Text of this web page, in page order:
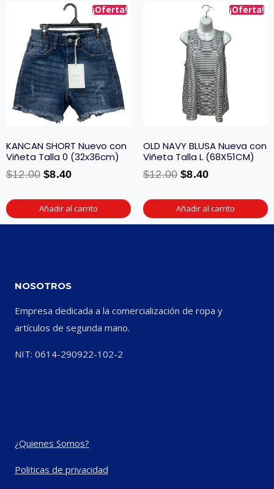
¡Oferta!
KANCAN SHORT Nuevo con
Viñeta Talla 0 (32x36cm)
$12.00 $8.40
Añadir al carrito
¡Oferta!
OLD NAVY BLUSA Nueva con
Viñeta Talla L (68X51CM)
$12.00 $8.40
Añadir al carrito
NOSOTROS
Empresa dedicada a la comercialización de ropa y
artículos de segunda mano.
NIT: 0614-290922-102-2
¿Quienes Somos?
Politicas de privacidad